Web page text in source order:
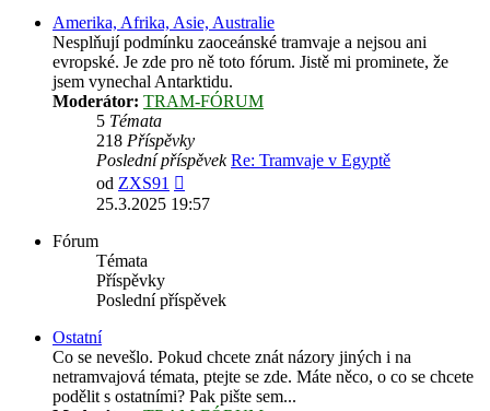
Amerika, Afrika, Asie, Australie
Nesplňují podmínku zaoceánské tramvaje a nejsou ani
evropské. Je zde pro ně toto fórum. Jistě mi prominete, že
jsem vynechal Antarktidu.
Moderátor: TRAM-FÓRUM
5 Témata
218 Příspěvky
Poslední příspěvek Re: Tramvaje v Egyptě
od ZXS91
poslední
25.3.2025 19:57
Fórum
Témata
Příspěvky
Poslední příspěvek
Ostatní
Co se nevešlo. Pokud chcete znát názory jiných i na
netramvajová témata, ptejte se zde. Máte něco, o co se chcete
podělit s ostatními? Pak pište sem...